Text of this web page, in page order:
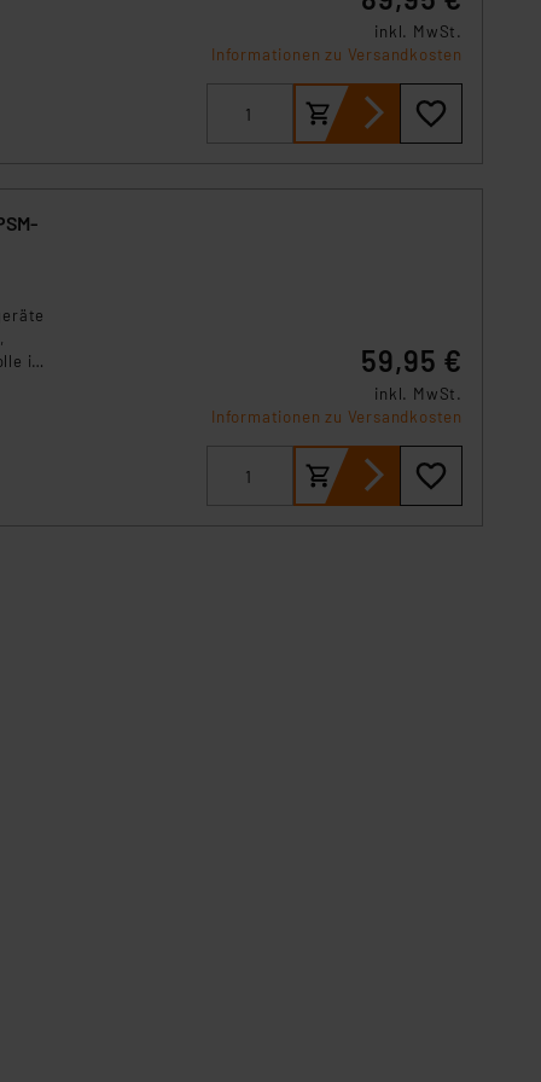
inkl. MwSt.
Informationen zu Versandkosten
im
59,95 €
inkl. MwSt.
Informationen zu Versandkosten